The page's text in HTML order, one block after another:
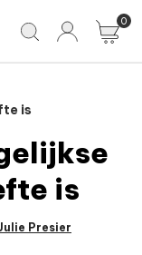
0
is
is
Presier